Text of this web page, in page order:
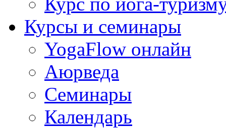
Курсы и семинары
YogaFlow онлайн
Аюрведа
Семинары
Календарь